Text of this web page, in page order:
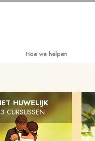
Hoe we helpen
Applied Scholastics
Criminon
Narconon
Luisterboeken
Introductielezingen
Introductiefilms
HUWELIJK
3 CURSUSSEN